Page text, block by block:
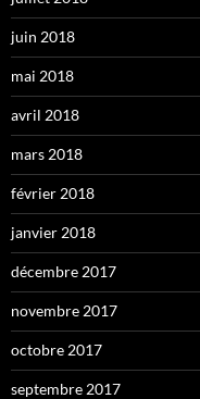
juin 2018
mai 2018
avril 2018
mars 2018
février 2018
janvier 2018
décembre 2017
novembre 2017
octobre 2017
septembre 2017